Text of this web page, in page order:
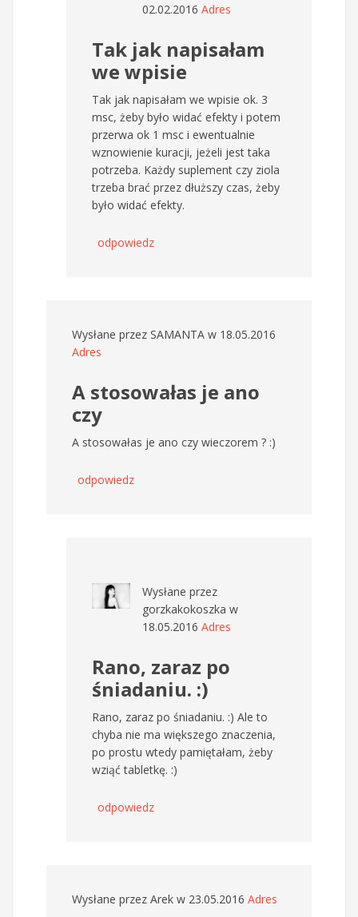
02.02.2016 Adres
Tak jak napisałam
we wpisie
Tak jak napisałam we wpisie ok. 3
msc, żeby było widać efekty i potem
przerwa ok 1 msc i ewentualnie
wznowienie kuracji, jeżeli jest taka
potrzeba. Każdy suplement czy ziola
trzeba brać przez dłuższy czas, żeby
było widać efekty.
odpowiedz
Wysłane przez SAMANTA w 18.05.2016
Adres
A stosowałas je ano
czy
A stosowałas je ano czy wieczorem ? :)
odpowiedz
Wysłane przez
gorzkakokoszka w
18.05.2016 Adres
Rano, zaraz po
śniadaniu. :)
Rano, zaraz po śniadaniu. :) Ale to
chyba nie ma większego znaczenia,
po prostu wtedy pamiętałam, żeby
wziąć tabletkę. :)
odpowiedz
Wysłane przez Arek w 23.05.2016 Adres